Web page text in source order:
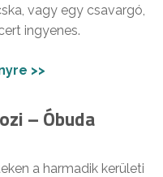
vagy egy csavargó,
ingyenes.
>>
– Óbuda
a harmadik kerületi